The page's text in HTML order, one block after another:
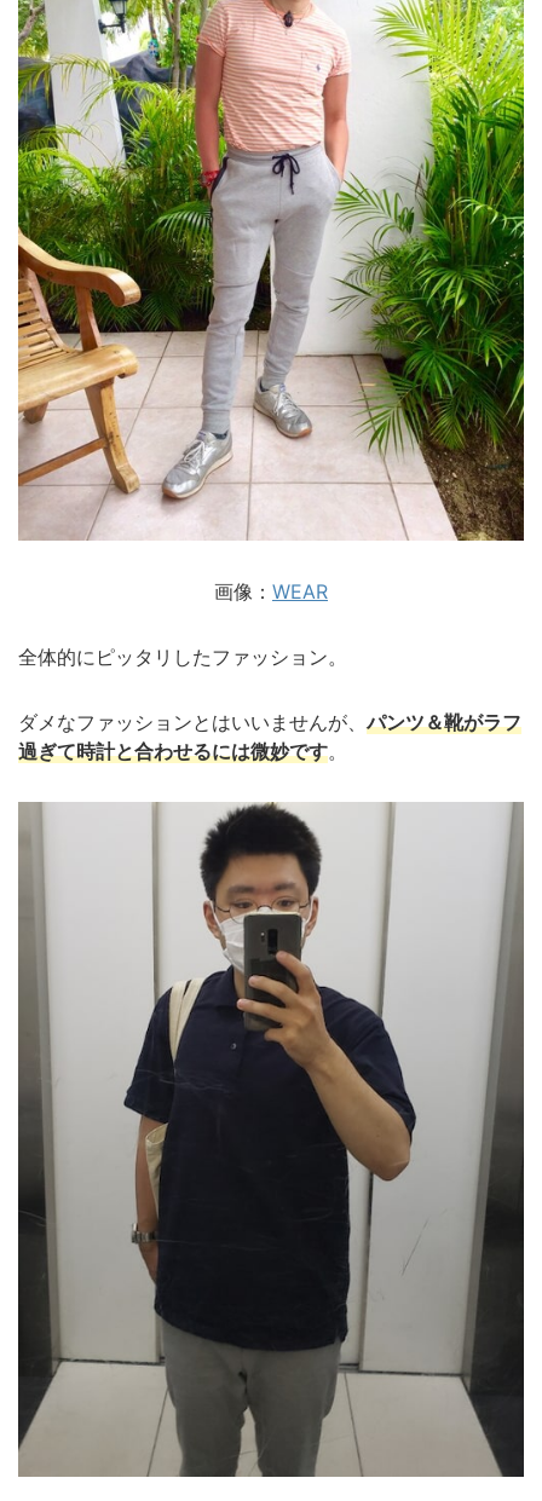
画像： WEAR
全体的にピッタリしたファッション。
ダメなファッションとはいいませんが、パンツ＆靴がラフ
過ぎて時計と合わせるには微妙です。